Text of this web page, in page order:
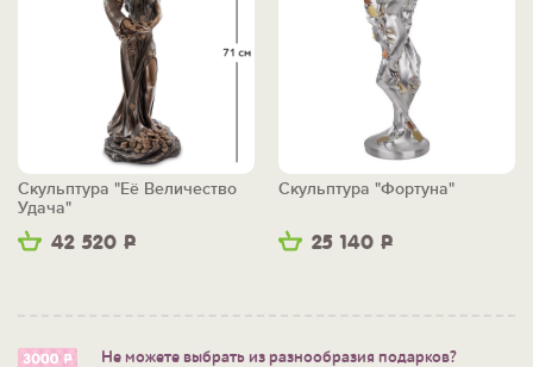
42 520 Р
Скульптура "Её Величество
Удача"
25 140 Р
Скульптура "Фортуна"
Не можете выбрать из разнообразия подарков?